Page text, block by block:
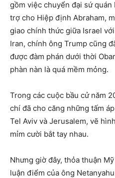
gồm việc chuyển đại sứ
trợ cho Hiệp định Abraham,
giao chính thức giữa Israel
Iran, chính ông Trump cũng
được đàm phán dưới thời
phàn nàn là quá mềm mỏng.
Trong các cuộc bầu cử năm
chí đã cho căng những tấm
Tel Aviv và Jerusalem, vẽ
mỉm cười bắt tay nhau.
Nhưng giờ đây, thỏa thuận
luận điểm của ông